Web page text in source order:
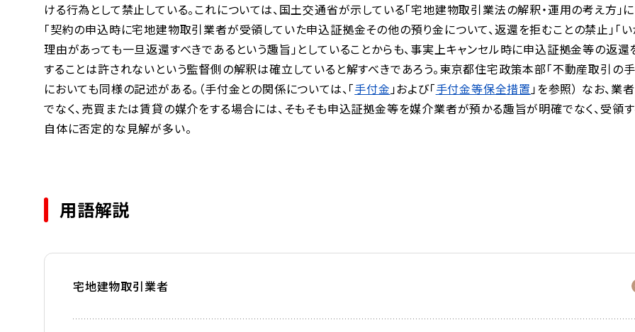
ける行為として禁止している。これについては、国土交通省が示している「宅地建物取引業法の解釈・運用の考え方」
「契約の申込時に宅地建物取引業者が受領していた申込証拠金その他の預り金について、返還を拒むことの禁止」「
理由があっても一旦返還すべきであるという趣旨」としていることからも、事実上キャンセル時に申込証拠金等の返還
することは許されないという監督側の解釈は確立していると解すべきであろう。東京都住宅政策本部「不動産取引の手
においても同様の記述がある。（手付金との関係については、「手付金」および「手付金等保全措置」を参照） なお、業
でなく、売買または賃貸の媒介をする場合には、そもそも申込証拠金等を媒介業者が預かる趣旨が明確でなく、受領
自体に否定的な見解が多い。
用語解説
宅地建物取引業者